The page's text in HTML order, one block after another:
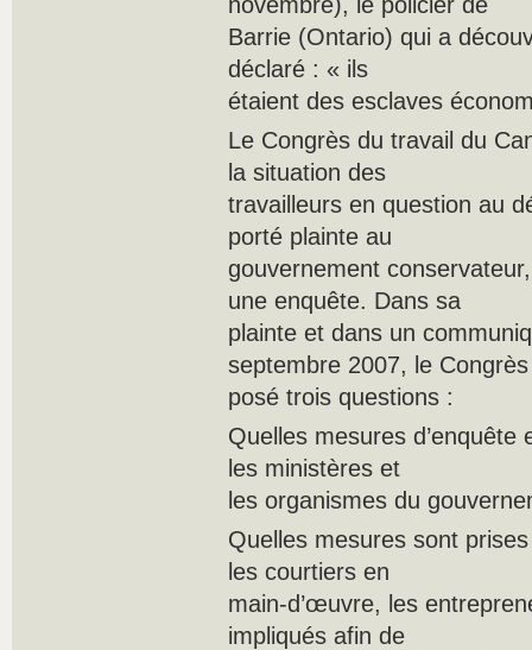
Barrie (Ontario) qui a
déclaré : « ils
étaient des esclaves
Le Congrès du travail du
la situation des
travailleurs en question au
porté plainte au
gouvernement
une enquête. Dans sa
plainte et dans un
septembre 2007, le
posé trois questions :
Quelles mesures
les ministères et
les organismes du
Quelles mesures sont
les courtiers en
main-d’œuvre, les
impliqués afin de